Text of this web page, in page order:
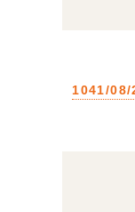
1041/08/